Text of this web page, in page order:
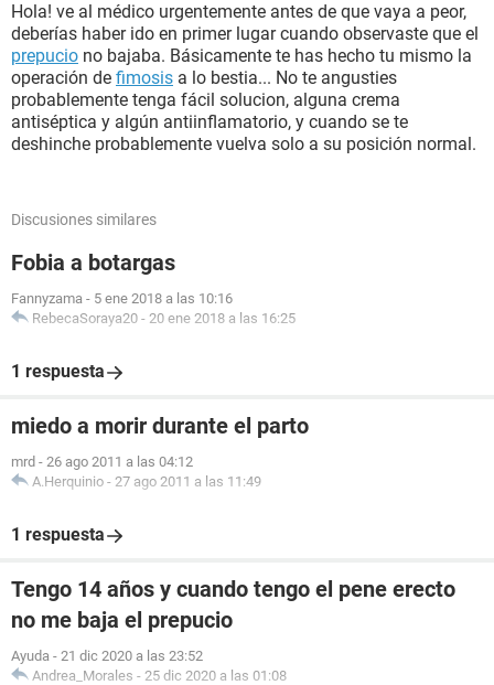
Hola! ve al médico urgentemente antes de que vaya a peor,
deberías haber ido en primer lugar cuando observaste que el
prepucio no bajaba. Básicamente te has hecho tu mismo la
operación de fimosis a lo bestia... No te angusties
probablemente tenga fácil solucion, alguna crema
antiséptica y algún antiinflamatorio, y cuando se te
deshinche probablemente vuelva solo a su posición normal.
Discusiones similares
Fobia a botargas
Fannyzama - 5 ene 2018 a las 10:16
RebecaSoraya20 - 20 ene 2018 a las 16:25
1 respuesta
miedo a morir durante el parto
mrd - 26 ago 2011 a las 04:12
A.Herquinio - 27 ago 2011 a las 11:49
1 respuesta
Tengo 14 años y cuando tengo el pene erecto
no me baja el prepucio
Ayuda - 21 dic 2020 a las 23:52
Andrea_Morales - 25 dic 2020 a las 01:08